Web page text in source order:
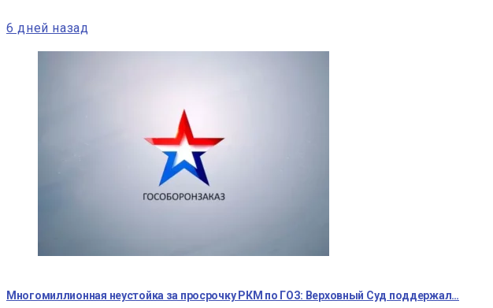
6 дней назад
Многомиллионная неустойка за просрочку РКМ по ГОЗ: Верховный Суд поддержал…